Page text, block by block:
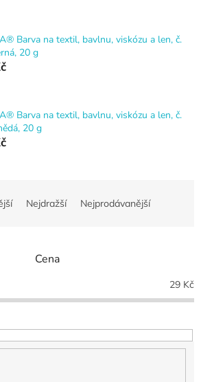
Barva na textil, bavlnu, viskózu a len, č.
20 g
Barva na textil, bavlnu, viskózu a len, č.
20 g
Nejdražší Nejprodávanější
Cena
29 Kč